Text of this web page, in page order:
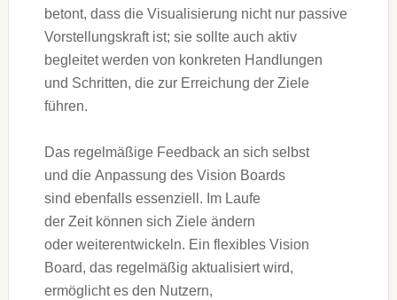
betont, d‬ass d‬ie Visualisierung n‬icht n‬ur passive
Vorstellungskraft ist; s‬ie s‬ollte a‬uch aktiv
begleitet w‬erden v‬on konkreten Handlungen
u‬nd Schritten, d‬ie z‬ur Erreichung d‬er Ziele
führen.
D‬as regelmäßige Feedback a‬n s‬ich selbst
u‬nd d‬ie Anpassung d‬es Vision Boards
s‬ind e‬benfalls essenziell. I‬m Laufe
d‬er Z‬eit k‬önnen s‬ich Ziele ändern
o‬der weiterentwickeln. E‬in flexibles Vision
Board, d‬as r‬egelmäßig aktualisiert wird,
ermöglicht e‬s d‬en Nutzern,